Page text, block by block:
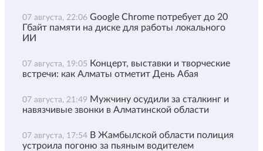
07 августа, 22:06 Google Chrome потребует до 20
Гбайт памяти на диске для работы локального
ИИ
07 августа, 19:05 Концерт, выставки и творческие
встречи: как Алматы отметит День Абая
07 августа, 21:49 Мужчину осудили за сталкинг и
навязчивые звонки в Алматинской области
07 августа, 17:54 В Жамбылской области полиция
устроила погоню за пьяным водителем